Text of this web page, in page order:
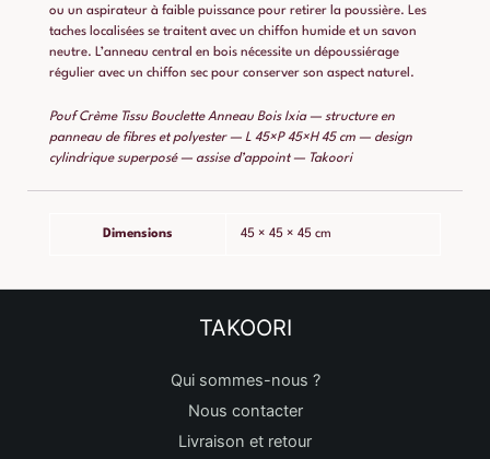
ou un aspirateur à faible puissance pour retirer la poussière. Les
taches localisées se traitent avec un chiffon humide et un savon
neutre. L’anneau central en bois nécessite un dépoussiérage
régulier avec un chiffon sec pour conserver son aspect naturel.
Pouf Crème Tissu Bouclette Anneau Bois Ixia — structure en
panneau de fibres et polyester — L 45×P 45×H 45 cm — design
cylindrique superposé — assise d’appoint — Takoori
Dimensions 45 × 45 × 45 cm
TAKOORI
Qui sommes-nous ?
Nous contacter
Livraison et retour